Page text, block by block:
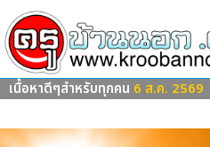
เนื้อหาดีๆสำหรับทุกคน 6 ส.ค. 2569